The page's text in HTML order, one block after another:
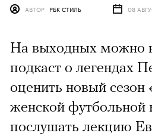
АВТОР РБК СТИЛЬ 08
На выходных можно
подкаст о легендах
оценить новый сезон
женской футбольной
послушать лекцию